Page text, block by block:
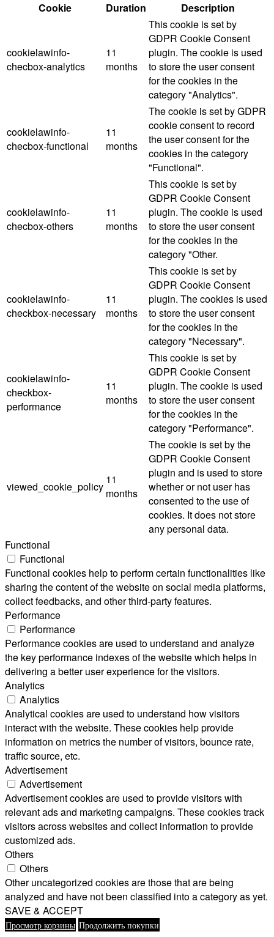
Cookie
Duration Description
cookielawinfo-
checbox-analytics
11
months
This cookie is set by
GDPR Cookie Consent
plugin. The cookie is used
to store the user consent
for the cookies in the
category "Analytics".
cookielawinfo-
checbox-functional
11
months
The cookie is set by GDPR
cookie consent to record
the user consent for the
cookies in the category
"Functional".
cookielawinfo-
checbox-others
11
months
This cookie is set by
GDPR Cookie Consent
plugin. The cookie is used
to store the user consent
for the cookies in the
category "Other.
cookielawinfo-
checkbox-necessary
11
months
This cookie is set by
GDPR Cookie Consent
plugin. The cookies is used
to store the user consent
for the cookies in the
category "Necessary".
cookielawinfo-
checkbox-
performance
11
months
This cookie is set by
GDPR Cookie Consent
plugin. The cookie is used
to store the user consent
for the cookies in the
category "Performance".
viewed_cookie_policy
11
months
The cookie is set by the
GDPR Cookie Consent
plugin and is used to store
whether or not user has
consented to the use of
cookies. It does not store
any personal data.
Functional
Functional
Functional cookies help to perform certain functionalities like
sharing the content of the website on social media platforms,
collect feedbacks, and other third-party features.
Performance
Performance
Performance cookies are used to understand and analyze
the key performance indexes of the website which helps in
delivering a better user experience for the visitors.
Analytics
Analytics
Analytical cookies are used to understand how visitors
interact with the website. These cookies help provide
information on metrics the number of visitors, bounce rate,
traffic source, etc.
Advertisement
Advertisement
Advertisement cookies are used to provide visitors with
relevant ads and marketing campaigns. These cookies track
visitors across websites and collect information to provide
customized ads.
Others
Others
Other uncategorized cookies are those that are being
analyzed and have not been classified into a category as yet.
SAVE & ACCEPT
Просмотр корзины Продолжить покупки